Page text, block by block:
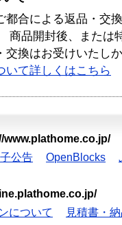
都合による返品・交
商品開封後、または
交換はお受けいたし
いて詳しくはこちら
www.plathome.co.jp/
公告 OpenBlocks
について
見積書・